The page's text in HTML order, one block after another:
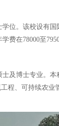
位。该校设有
在78000至
及博士专业
、可持续农